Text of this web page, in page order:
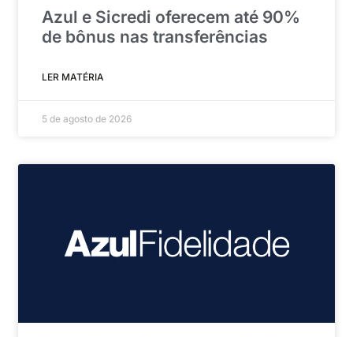
Azul e Sicredi oferecem até 90%
de bônus nas transferências
LER MATÉRIA
5 de agosto de 2026